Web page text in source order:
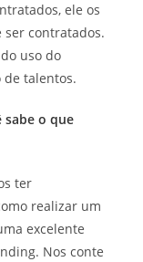
ele os
ser contratados.
uso do
talentos.
sabe o que
ter
realizar um
excelente
Nos conte